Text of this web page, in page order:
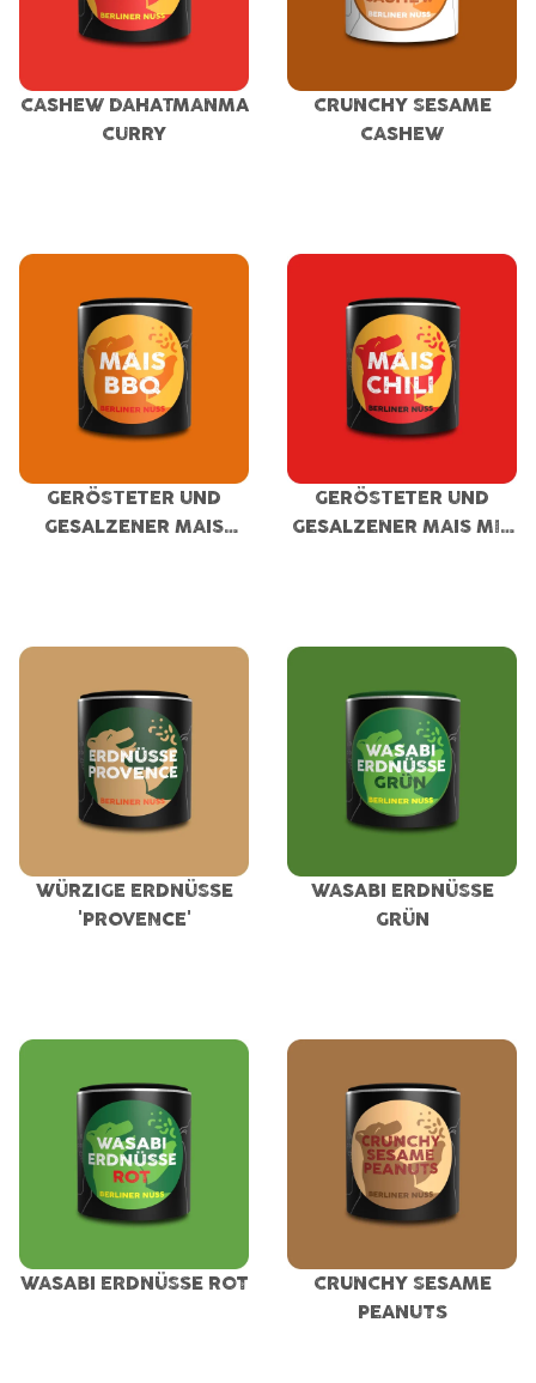
CASHEW DAHATMANMA
CURRY
CRUNCHY SESAME
CASHEW
GERÖSTETER UND
GESALZENER MAIS
GERÖSTETER UND
GESALZENER MAIS MIT
WÜRZIGE ERDNÜSSE
'PROVENCE'
WASABI ERDNÜSSE
GRÜN
WASABI ERDNÜSSE ROT
CRUNCHY SESAME
PEANUTS